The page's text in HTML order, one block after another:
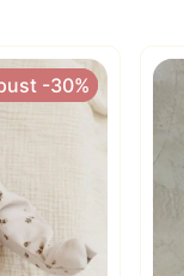
-30%
-30%